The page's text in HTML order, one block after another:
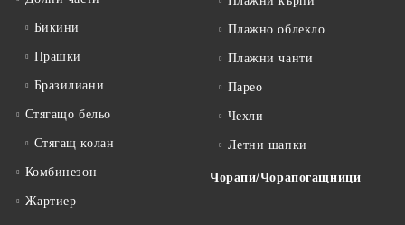
Бикини
Прашки
Бразилиани
Стягащо бельо
Стягащ колан
Комбинезон
Жартиер
Плажно облекло
Плажни чанти
Парео
Чехли
Летни шапки
Чорапи/Чорапогащници